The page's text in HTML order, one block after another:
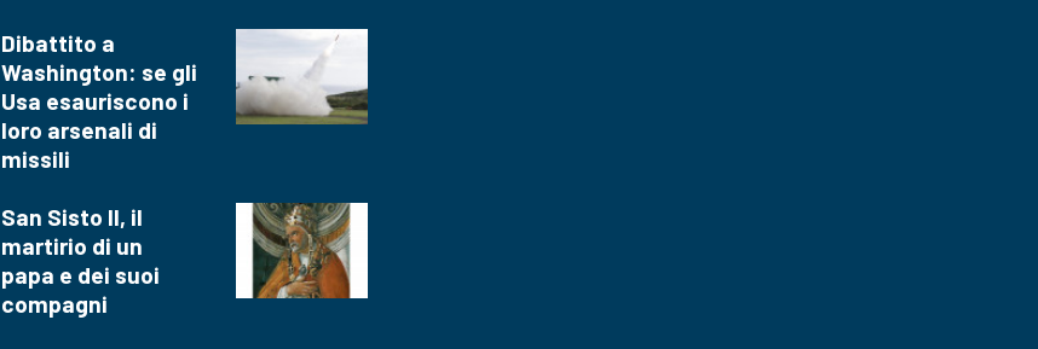
Dibattito a
Washington: se gli
Usa esauriscono i
loro arsenali di
missili
San Sisto II, il
martirio di un
papa e dei suoi
compagni